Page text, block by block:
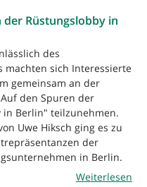
Rüstungslobby in
des
machten sich Interessierte
gemeinsam an der
den Spuren der
in Berlin" teilzunehmen.
Uwe Hiksch ging es zu
der
in Berlin.
Weiterlesen